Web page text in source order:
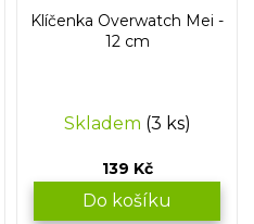
Klíčenka Overwatch Mei -
12 cm
Skladem (3 ks)
139 Kč
Do košíku